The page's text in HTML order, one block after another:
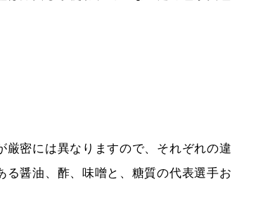
密には異なりますので、それぞれの違
醤油、酢、味噌と、糖質の代表選手お